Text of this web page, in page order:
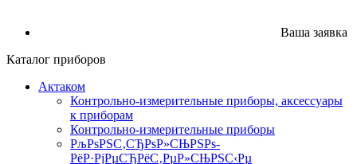
Ваша заявка
Каталог приборов
Актаком
Контрольно-измерительные приборы, аксессуары
к приборам
Контрольно-измерительные приборы
РљРѕРЅС‚СЂРѕР»СЊРЅРѕ-
РёР·РјРµСЂРёС‚РµР»СЊРЅС‹Рµ